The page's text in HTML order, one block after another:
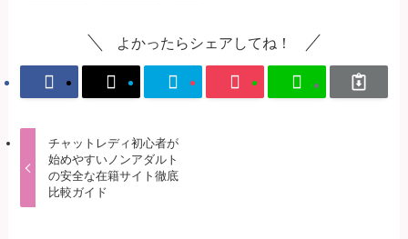
よかったらシェアしてね！
チャットレディ初心者が
始めやすいノンアダルト
の安全な在籍サイト徹底
比較ガイド